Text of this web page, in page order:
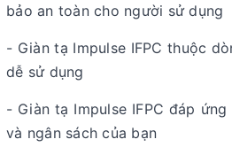
bảo an toàn cho người sử dụng
- Giàn tạ Impulse IFPC thuộc
dễ sử dụng
- Giàn tạ Impulse IFPC đáp
và ngân sách của bạn